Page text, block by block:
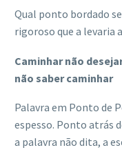
Qual ponto bordado
rigoroso que a levaria
Caminhar não
não saber caminhar
Palavra em Ponto de
espesso. Ponto atrás
a palavra não dita, a